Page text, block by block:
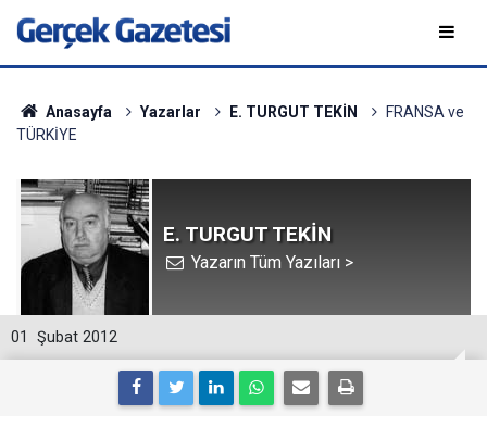
Anasayfa Yazarlar E. TURGUT TEKİN
FRANSA ve
TÜRKİYE
E. TURGUT TEKİN
Yazarın Tüm Yazıları >
01 Şubat 2012